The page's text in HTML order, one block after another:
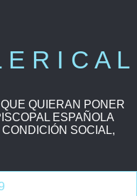
E R I C A L
QUIERAN PONER
ESPAÑOLA
SOCIAL,